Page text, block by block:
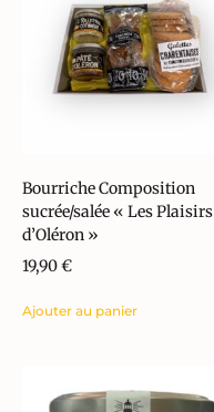
Bourriche Composition
sucrée/salée « Les Plaisirs
d’Oléron »
19,90€
Ajouter au panier